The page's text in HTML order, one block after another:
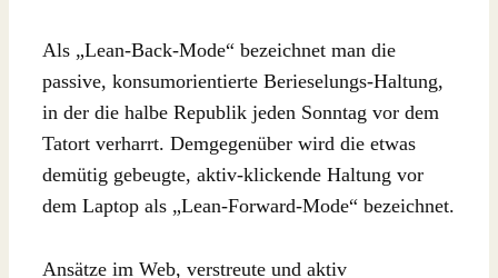
Als „Lean-Back-Mode“ bezeichnet man die
passive, konsumorientierte Berieselungs-Haltung,
in der die halbe Republik jeden Sonntag vor dem
Tatort verharrt. Demgegenüber wird die etwas
demütig gebeugte, aktiv-klickende Haltung vor
dem Laptop als „Lean-Forward-Mode“ bezeichnet.
Ansätze im Web, verstreute und aktiv